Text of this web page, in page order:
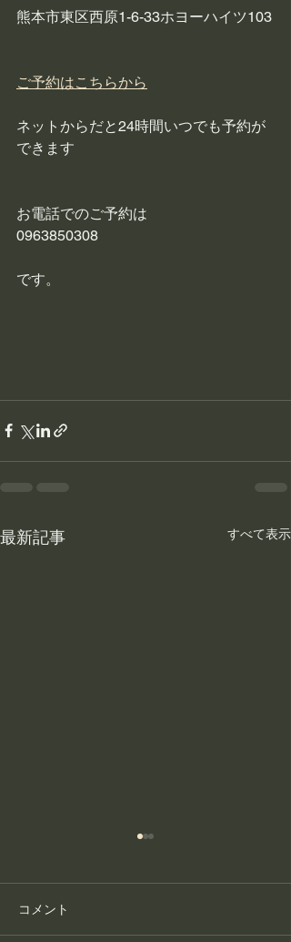
熊本市東区西原1-6-33ホヨーハイツ103
ご予約はこちらから
ネットからだと24時間いつでも予約が
できます
お電話でのご予約は
0963850308
です。
最新記事 すべて表示
コメント